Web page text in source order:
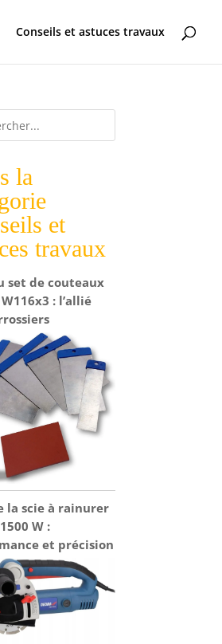
Conseils et astuces travaux
la
et
travaux
set de couteaux
: l’allié
la scie à rainurer
W :
et précision